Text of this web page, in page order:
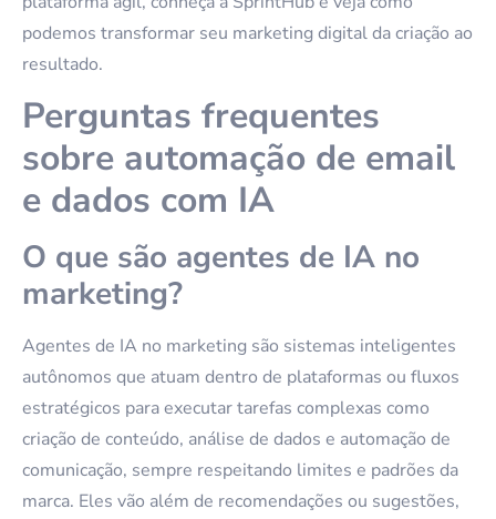
podemos transformar seu marketing digital da criação ao
resultado.
Perguntas frequentes
sobre automação de email
e dados com IA
O que são agentes de IA no
marketing?
Agentes de IA no marketing são sistemas inteligentes
autônomos que atuam dentro de plataformas ou fluxos
estratégicos para executar tarefas complexas como
criação de conteúdo, análise de dados e automação de
comunicação, sempre respeitando limites e padrões da
marca. Eles vão além de recomendações ou sugestões,